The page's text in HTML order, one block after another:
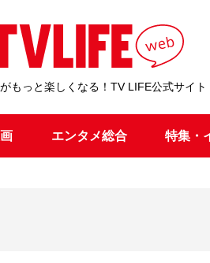
もっと楽しくなる！TV LIFE公式サイト
エンタメ総合 特集・